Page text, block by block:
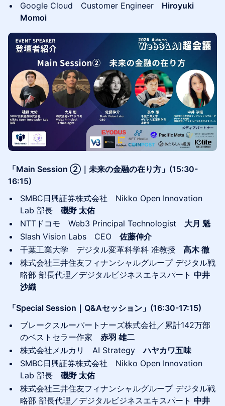
Google Cloud Customer Engineer Hiroyuki
Momoi
「Main Session ②｜未来の金融の在り方」(15:30-
16:15)
SMBC日興証券株式会社 Nikko Open Innovation
Lab 部長 磯野 太佑
NTTドコモ Web3 Principal Technologist 大月 魁
Slash Vision Labs CEO 佐藤伸介
千葉工業大学 デジタル変革科学科 准教授 高木 徹
株式会社三井住友フィナンシャルグループ デジタル戦
略部 部長代理／デジタルビジネスエキスパート 中井
沙織
「Special Session｜Q&Aセッション」(16:30-17:15)
ブレークスルーパートナーズ株式会社／累計142万部
のベストセラー作家 赤羽 雄二
株式会社メルカリ AI Strategyハヤカワ五味
SMBC日興証券株式会社 Nikko Open Innovation
Lab 部長 磯野 太佑
株式会社三井住友フィナンシャルグループ デジタル戦
略部 部長代理／デジタルビジネスエキスパート 中井